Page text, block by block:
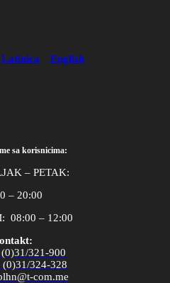
Latinica English
sa korisnicima:
– PETAK:
– 20:00
08:00 – 12:00
321-900
(0)31/324-328
@t-com.me